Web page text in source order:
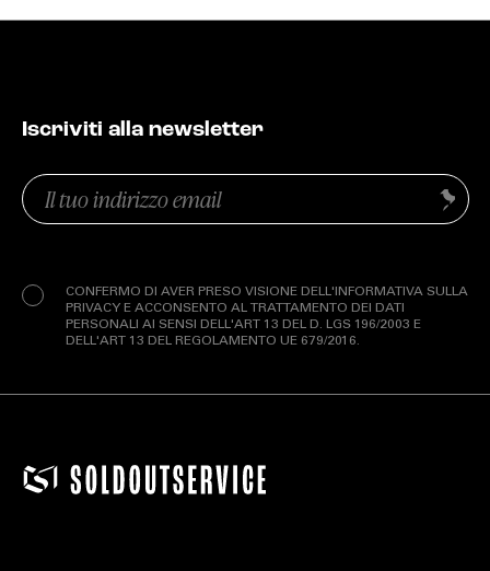
Iscriviti alla newsletter
Email
(Obbligatorio)
CONFERMO DI AVER PRESO VISIONE DELL'INFORMATIVA SULLA
PRIVACY E ACCONSENTO AL TRATTAMENTO DEI DATI
PERSONALI AI SENSI DELL'ART 13 DEL D. LGS 196/2003 E
DELL'ART 13 DEL REGOLAMENTO UE 679/2016.
Invia